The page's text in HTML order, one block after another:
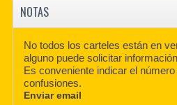
NOTAS
No todos los carteles están en
alguno puede solicitar
Es conveniente indicar el
confusiones.
Enviar email